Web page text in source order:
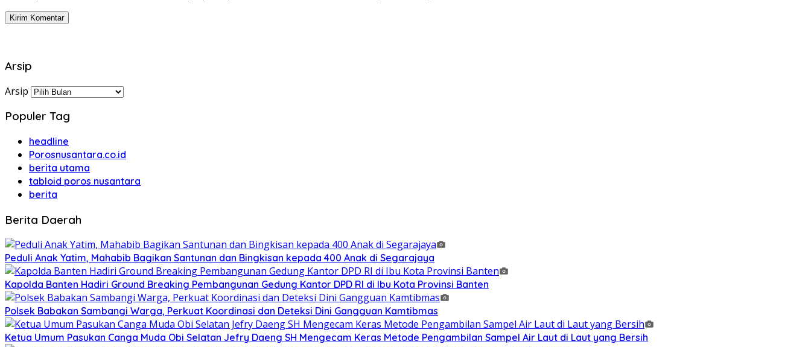
Arsip
Arsip
Populer Tag
headline
Porosnusantara.co.id
berita utama
tabloid poros nusantara
berita
Berita Daerah
Peduli Anak Yatim, Mahabib Bagikan Santunan dan Bingkisan kepada 400 Anak di Segarajaya
Kapolda Banten Hadiri Ground Breaking Pembangunan Gedung Kantor DPD RI di Ibu Kota Provinsi Banten
Polsek Babakan Sambangi Warga, Perkuat Koordinasi dan Deteksi Dini Gangguan Kamtibmas
Ketua Umum Pasukan Canga Muda Obi Selatan Jefry Daeng SH Mengecam Keras Metode Pengambilan Sampel Air Laut di Laut yang Bersih